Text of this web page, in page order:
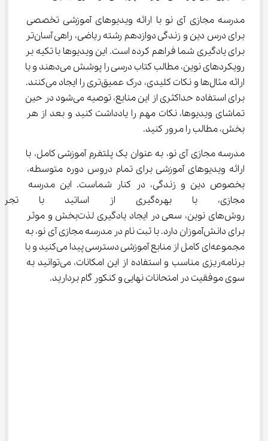
مدرسه مجازی آی نو با ارائه ویدیوهای آموزشی تخصصی
برای درس دین و زندگی دوازدهم رشته ریاضی، راهی آسان‌تر
برای یادگیری شما فراهم کرده است. این ویدیوها با تکیه بر
رویکردهای نوین، مطالب کتاب درسی را پوشش می‌دهند و با
ارائه مثال‌ها و نکات کلیدی، درک عمیق‌تری را ایجاد می‌کنند.
برای استفاده حداکثری از این منابع، توصیه می‌شود در حین
تماشای ویدیوها، نکات مهم را یادداشت کنید و بعد از هر
بخش، مطالب را مرور کنید.
مدرسه مجازی آی نو، به عنوان یک پلتفرم آموزشی کامل، با
ارائه ویدیوهای آموزشی برای تمام دروس دوره متوسطه،
بخصوص دین و زندگی، در کنار شماست. این مدرسه
مجازی، با بهره‌گیری از
روش‌های نوین، سعی در ایجاد یادگیری لذت‌بخش و موثر
برای دانش‌آموزان دارد. با ثبت نام در مدرسه مجازی آی نو، به
مجموعه‌ای کامل از منابع آموزشی دسترسی پیدا می‌کنید و با
برنامه‌ریزی مناسب و استفاده از این امکانات، می‌توانید به
سوی موفقیت در امتحانات نهایی و کنکور گام بردارید.